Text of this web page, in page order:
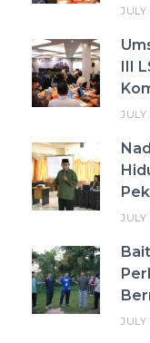
JULY
III
JULY
JULY
JULY